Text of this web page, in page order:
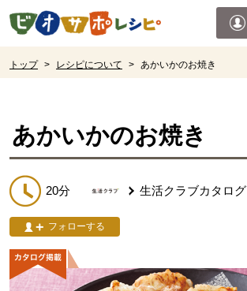
ページの先頭です。
トップ > レシピについて > あかいかのお焼き
あかいかのお焼き
20分 生活クラブカタログ
フォローする